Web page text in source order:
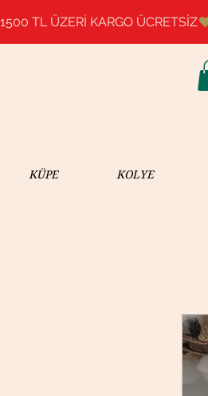
1500 TL ÜZERİ KARGO ÜCRETSİZ
KÜPE KOLYE